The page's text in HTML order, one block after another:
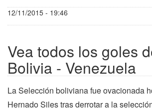
12/11/2015 - 19:46
Vea todos los goles
Bolivia - Venezuela
La Selección boliviana fue ovacionada
Hernado Siles tras derrotar a la